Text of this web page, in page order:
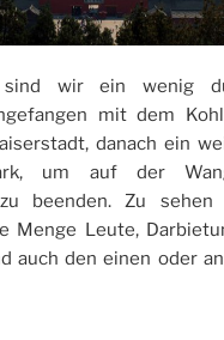
wir ein wenig
mit dem
danach ein
um auf der
beenden. Zu
Menge Leute,
auch den einen oder